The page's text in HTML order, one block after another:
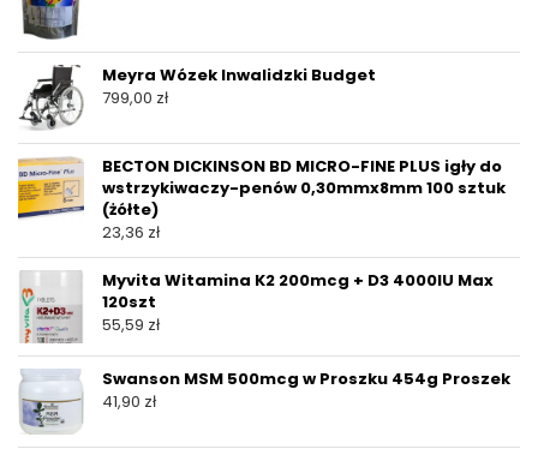
Meyra Wózek Inwalidzki Budget
799,00 zł
BECTON DICKINSON BD MICRO-FINE PLUS igły do
wstrzykiwaczy-penów 0,30mmx8mm 100 sztuk
(żółte)
23,36 zł
Myvita Witamina K2 200mcg + D3 4000IU Max
120szt
55,59 zł
Swanson MSM 500mcg w Proszku 454g Proszek
41,90 zł